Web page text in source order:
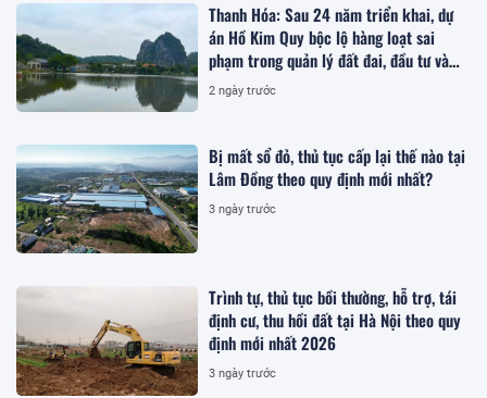
Thanh Hóa: Sau 24 năm triển khai, dự
án Hồ Kim Quy bộc lộ hàng loạt sai
phạm trong quản lý đất đai, đầu tư và
quy hoạch
2 ngày trước
Bị mất sổ đỏ, thủ tục cấp lại thế nào tại
Lâm Đồng theo quy định mới nhất?
3 ngày trước
Trình tự, thủ tục bồi thường, hỗ trợ, tái
định cư, thu hồi đất tại Hà Nội theo quy
định mới nhất 2026
3 ngày trước